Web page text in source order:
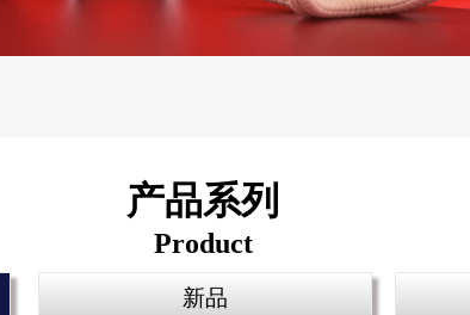
产品系列
Product
新品